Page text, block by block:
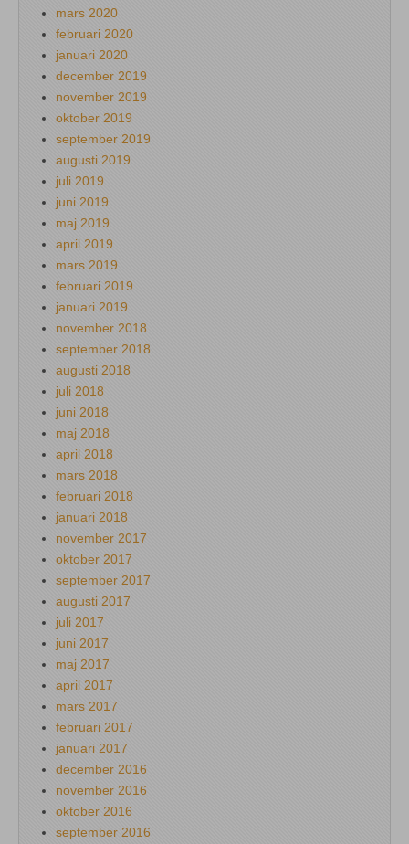
mars 2020
februari 2020
januari 2020
december 2019
november 2019
oktober 2019
september 2019
augusti 2019
juli 2019
juni 2019
maj 2019
april 2019
mars 2019
februari 2019
januari 2019
november 2018
september 2018
augusti 2018
juli 2018
juni 2018
maj 2018
april 2018
mars 2018
februari 2018
januari 2018
november 2017
oktober 2017
september 2017
augusti 2017
juli 2017
juni 2017
maj 2017
april 2017
mars 2017
februari 2017
januari 2017
december 2016
november 2016
oktober 2016
september 2016